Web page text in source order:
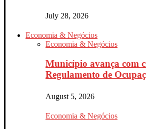
July 28, 2026
Economia & Negócios
Economia & Negócios
Município avança com
Regulamento de
August 5, 2026
Economia & Negócios